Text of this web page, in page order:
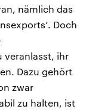
nämlich das
Doch
veranlasst, ihr
Dazu gehört
zwar
zu halten, ist